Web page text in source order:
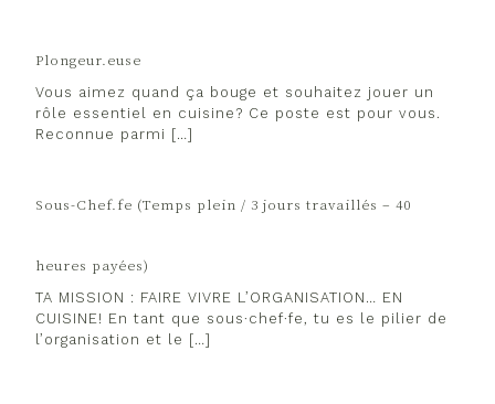
Plongeur.euse
Vous aimez quand ça bouge et souhaitez jouer un
rôle essentiel en cuisine? Ce poste est pour vous.
Reconnue parmi […]
Sous-Chef.fe (Temps plein / 3 jours travaillés – 40
heures payées)
TA MISSION : FAIRE VIVRE L’ORGANISATION… EN
CUISINE! En tant que sous·chef·fe, tu es le pilier de
l’organisation et le […]